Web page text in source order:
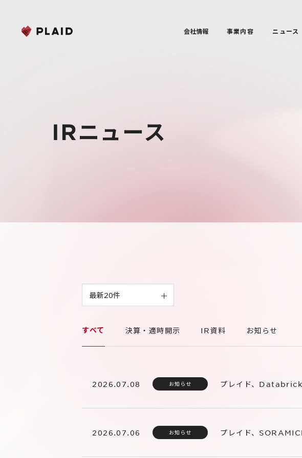
会社情報 事業内容 ニュース
IRニュース
すべて 決算・適時開示 IR資料 お知らせ
2026.07.08 お知らせ プレイド、
2026.07.06 お知らせ プレイド、